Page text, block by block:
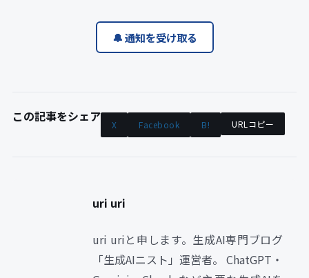
🔔 通知を受け取る
この記事をシェア X Facebook B! URLコピー
uri uri
uri uriと申します。生成AI専門ブログ
「生成AIニスト」運営者。 ChatGPT・